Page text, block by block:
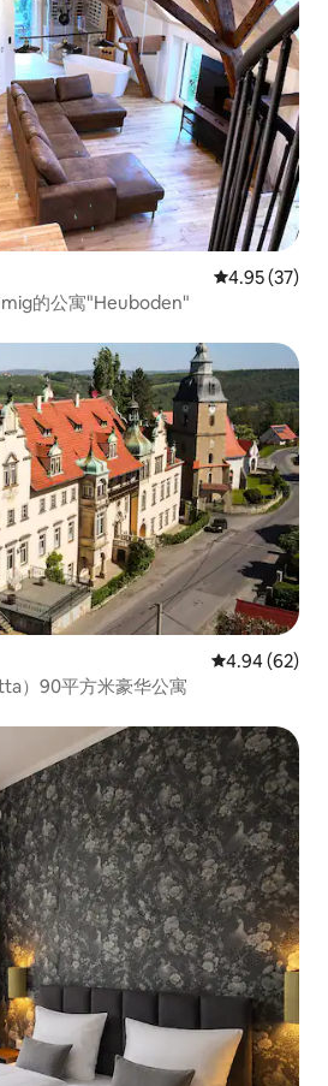
平均评分
4.95 (37)
的公寓"Heuboden"
平均评分 4.94
4.94 (62)
）90平方米豪华公寓